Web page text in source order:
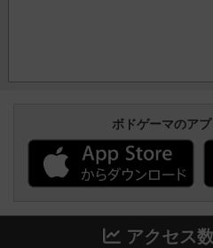
ボドゲーマのア
アクセス